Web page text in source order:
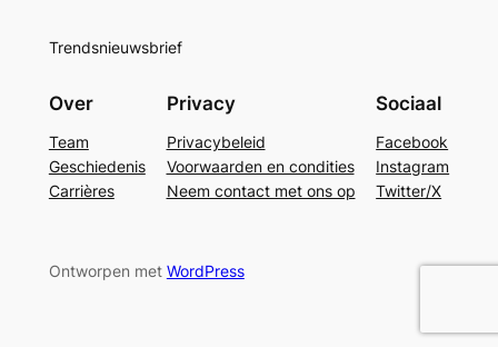
Trendsnieuwsbrief
Over
Team
Geschiedenis
Carrières
Privacy
Privacybeleid
Voorwaarden en condities
Neem contact met ons op
Sociaal
Facebook
Instagram
Twitter/X
Ontworpen met WordPress